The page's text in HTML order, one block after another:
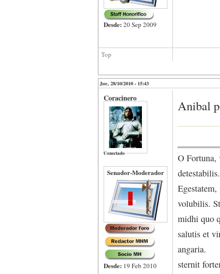
Desde: 20 Sep 2009
Top
Jue, 28/10/2010 - 15:43
Coracinero
Conectado
Senador-Moderador
Desde: 19 Feb 2010
Anibal
O
volubilis.
midhi quo
salutis et
angaria.
sternit